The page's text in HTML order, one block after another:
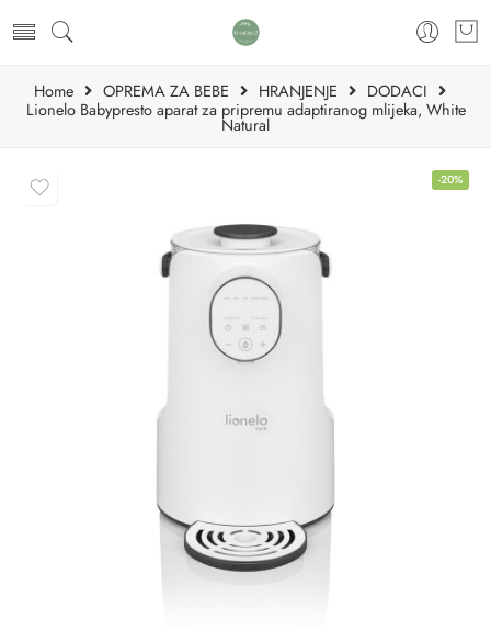
Home OPREMA ZA BEBE HRANJENJE
DODACI
Lionelo Babypresto aparat za pripremu adaptiranog mlijeka, White
Natural
-20%